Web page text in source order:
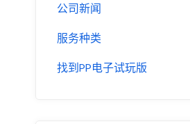
公司新闻
服务种类
找到PP电子试玩版